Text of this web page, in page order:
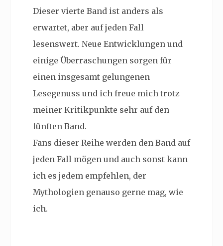
Dieser vierte Band ist anders als
erwartet, aber auf jeden Fall
lesenswert. Neue Entwicklungen und
einige Überraschungen sorgen für
einen insgesamt gelungenen
Lesegenuss und ich freue mich trotz
meiner Kritikpunkte sehr auf den
fünften Band.
Fans dieser Reihe werden den Band auf
jeden Fall mögen und auch sonst kann
ich es jedem empfehlen, der
Mythologien genauso gerne mag, wie
ich.